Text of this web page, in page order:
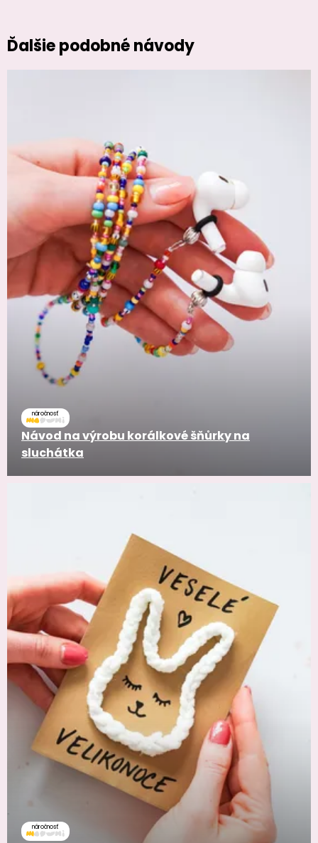
Ďalšie podobné návody
náročnosť
Návod na výrobu korálkové šňůrky na
sluchátka
náročnosť